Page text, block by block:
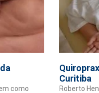
como
Curitiba
Roberto